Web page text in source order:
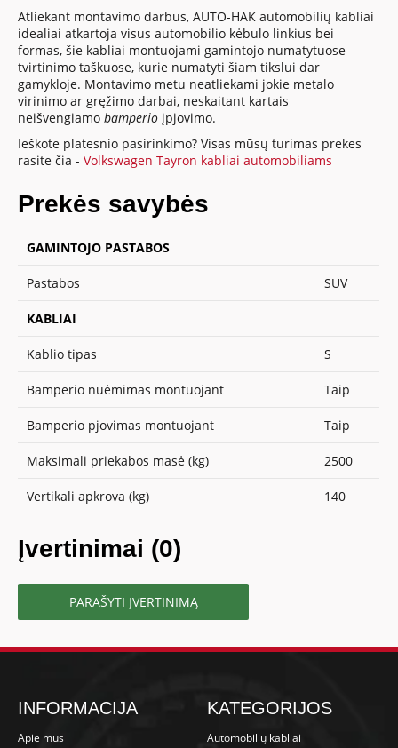
Atliekant montavimo darbus, AUTO-HAK automobilių kabliai
idealiai atkartoja visus automobilio kėbulo linkius bei
formas, šie kabliai montuojami gamintojo numatytuose
tvirtinimo taškuose, kurie numatyti šiam tikslui dar
gamykloje. Montavimo metu neatliekami jokie metalo
virinimo ar gręžimo darbai, neskaitant kartais
neišvengiamobamperio įpjovimo.
Ieškote platesnio pasirinkimo? Visas mūsų turimas prekes
rasite čia -Volkswagen Tayron kabliai automobiliams
Prekės savybės
GAMINTOJO PASTABOS
Pastabos SUV
KABLIAI
Kablio tipas S
Bamperio nuėmimas montuojant Taip
Bamperio pjovimas montuojant Taip
Maksimali priekabos masė (kg) 2500
Vertikali apkrova (kg) 140
Įvertinimai (0)
PARAŠYTI ĮVERTINIMĄ
INFORMACIJA
Apie mus
KATEGORIJOS
Automobilių kabliai